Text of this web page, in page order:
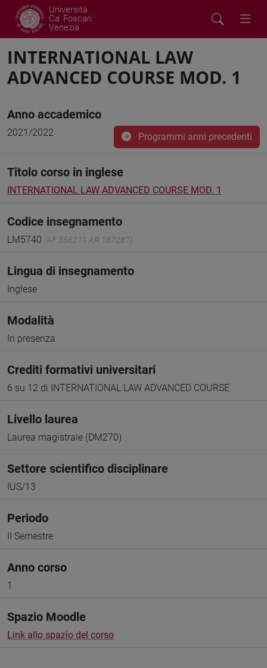
Università
Ca' Foscari
Venezia
INTERNATIONAL LAW
ADVANCED COURSE MOD. 1
Anno accademico
2021/2022 Programmi anni precedenti
Titolo corso in inglese
INTERNATIONAL LAW ADVANCED COURSE MOD. 1
Codice insegnamento
LM5740 (AF:356211 AR:187287)
Lingua di insegnamento
Inglese
Modalità
In presenza
Crediti formativi universitari
6 su 12 di INTERNATIONAL LAW ADVANCED COURSE
Livello laurea
Laurea magistrale (DM270)
Settore scientifico disciplinare
IUS/13
Periodo
II Semestre
Anno corso
1
Spazio Moodle
Link allo spazio del corso